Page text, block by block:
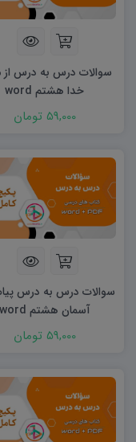
سوالات درس به درس از
خدا هشتم word
59,000 تومان
سوالات درس به درس
آسمان هشتم word
59,000 تومان